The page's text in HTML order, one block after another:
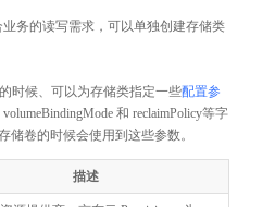
务的读写需求，可以单独创建存储类
的时候、可以为存储类指定一些配置参
volumeBindingMode 和 reclaimPolicy等字
储卷的时候会使用到这些参数。
描述